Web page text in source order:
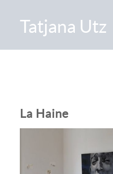
Tatjana Utz
La Haine